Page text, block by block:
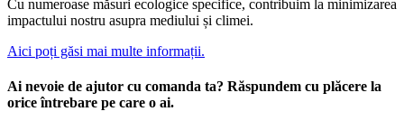
Cu numeroase măsuri ecologice specifice, contribuim la minimizarea
impactului nostru asupra mediului și climei.
Aici poți găsi mai multe informații.
Ai nevoie de ajutor cu comanda ta? Răspundem cu plăcere la
orice întrebare pe care o ai.